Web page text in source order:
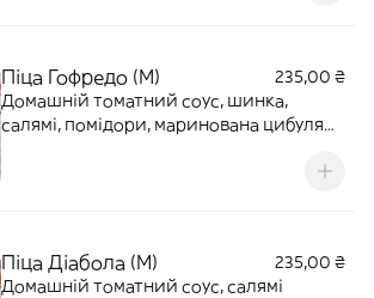
Піца Гофредо (M)
235,00 ₴
Домашній томатний соус, шинка,
салямі, помідори, маринована цибуля
Піца Діабола (M)
235,00 ₴
Домашній томатний соус, салямі